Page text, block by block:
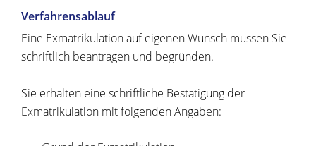
Verfahrensablauf
Eine Exmatrikulation auf eigenen Wunsch müssen Sie
schriftlich beantragen und begründen.
Sie erhalten eine schriftliche Bestätigung der
Exmatrikulation mit folgenden Angaben: